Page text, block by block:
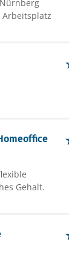
Arbeitsplatz
Gehalt.